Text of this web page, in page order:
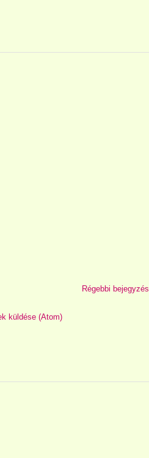
Régebbi bejegyzés
küldése (Atom)